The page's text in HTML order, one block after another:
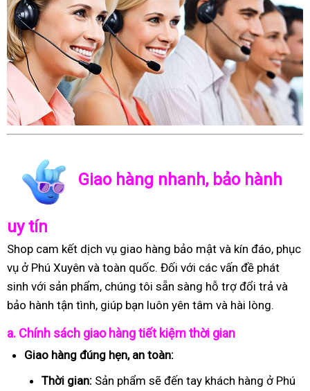
Giao hàng nhanh, bảo hành
uy tín
Shop cam kết dịch vụ giao hàng bảo mật và kín đáo, phục
vụ ở Phú Xuyên và toàn quốc. Đối với các vấn đề phát
sinh với sản phẩm, chúng tôi sẵn sàng hỗ trợ đổi trả và
bảo hành tận tình, giúp bạn luôn yên tâm và hài lòng.
a. Chính sách giao hàng tiết kiệm thời gian
Giao hàng đúng hẹn, an toàn:
Thời gian: Sản phẩm sẽ đến tay khách hàng ở Phú